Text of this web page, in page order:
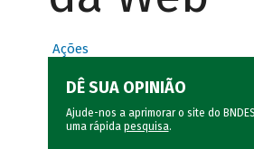
Ações
DÊ SUA OPINIÃO
Ajude-nos a aprimorar o site do
uma rápida pesquisa.